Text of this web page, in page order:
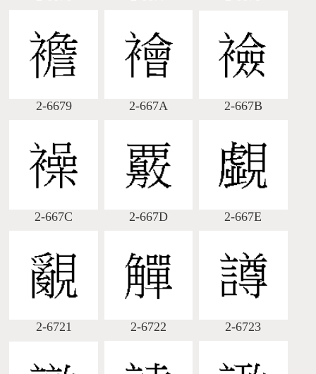
2-6679 2-667A 2-667B
2-667C 2-667D 2-667E
2-6721 2-6722 2-6723